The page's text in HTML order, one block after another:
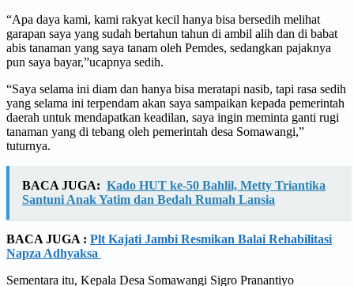
“Apa daya kami, kami rakyat kecil hanya bisa bersedih melihat
garapan saya yang sudah bertahun tahun di ambil alih dan di babat
abis tanaman yang saya tanam oleh Pemdes, sedangkan pajaknya
pun saya bayar,”ucapnya sedih.
“Saya selama ini diam dan hanya bisa meratapi nasib, tapi rasa sedih
yang selama ini terpendam akan saya sampaikan kepada pemerintah
daerah untuk mendapatkan keadilan, saya ingin meminta ganti rugi
tanaman yang di tebang oleh pemerintah desa Somawangi,”
tuturnya.
BACA JUGA: Kado HUT ke-50 Bahlil, Metty Triantika
Santuni Anak Yatim dan Bedah Rumah Lansia
BACA JUGA : Plt Kajati Jambi Resmikan Balai Rehabilitasi
Napza Adhyaksa
Sementara itu, Kepala Desa Somawangi Sigro Pranantiyo